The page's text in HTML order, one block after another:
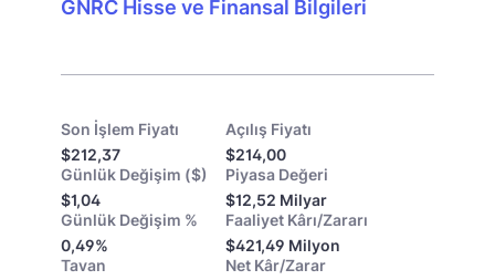
GNRC Hisse ve Finansal Bilgileri
Son İşlem Fiyatı
$212,37
Açılış Fiyatı
$214,00
Günlük Değişim ($)
$1,04
Piyasa Değeri
$12,52 Milyar
Günlük Değişim %
0,49%
Faaliyet Kârı/Zararı
$421,49 Milyon
Tavan
Net Kâr/Zarar